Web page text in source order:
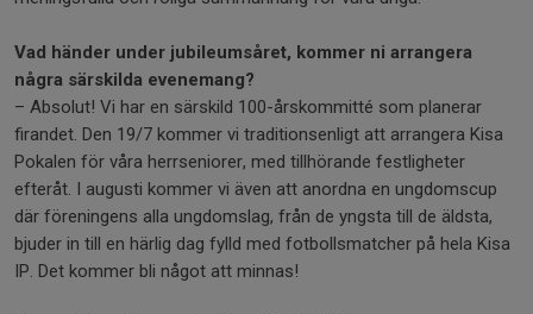
Vad händer under jubileumsåret, kommer ni arrangera
några särskilda evenemang?
– Absolut! Vi har en särskild 100-årskommitté som planerar
firandet. Den 19/7 kommer vi traditionsenligt att arrangera Kisa
Pokalen för våra herrseniorer, med tillhörande festligheter
efteråt. I augusti kommer vi även att anordna en ungdomscup
där föreningens alla ungdomslag, från de yngsta till de äldsta,
bjuder in till en härlig dag fylld med fotbollsmatcher på hela Kisa
IP. Det kommer bli något att minnas!